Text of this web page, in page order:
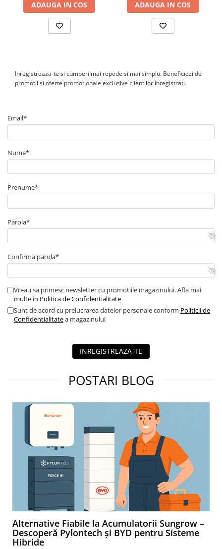
realizat intr-un loc adecvat si de catre personal calificat.
ADAUGA IN COS ADAUGA IN COS
Inregistreaza-te si cumperi mai repede si mai simplu. Beneficiezi de
promotii si oferte promotionale exclusive clientilor inregistrati.
Email*
Nume*
Prenume*
Parola*
Confirma parola*
Vreau sa primesc newsletter cu promotiile magazinului. Afla mai
multe in Politica de Confidentialitate
Sunt de acord cu prelucrarea datelor personale conform Politicii de
Confidentialitatea magazinului
INREGISTREAZA-TE
POSTARI BLOG
Alternative Fiabile la Acumulatorii Sungrow –
Descoperă Pylontech și BYD pentru Sisteme
Hibride